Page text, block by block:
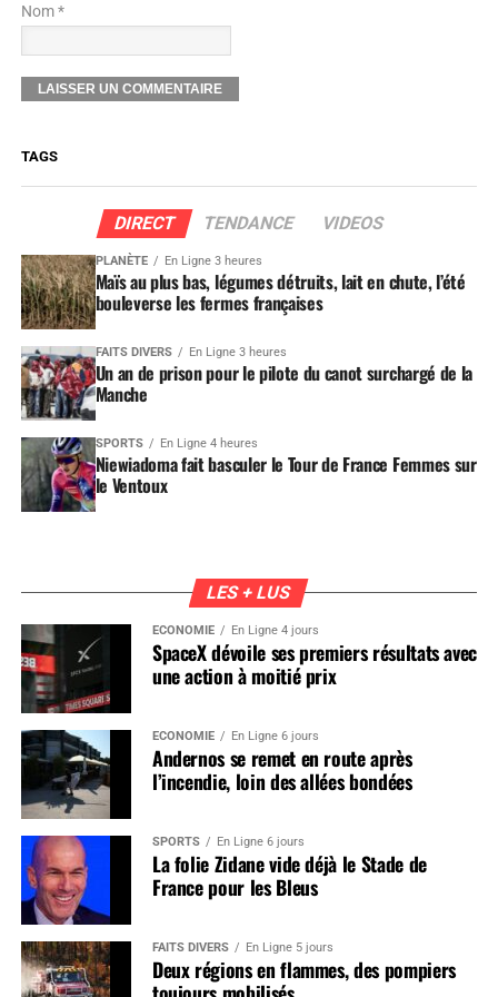
Nom *
TAGS
DIRECT TENDANCE VIDEOS
PLANÈTE En Ligne 3 heures
Maïs au plus bas, légumes détruits, lait en chute, l’été
bouleverse les fermes françaises
FAITS DIVERS En Ligne 3 heures
Un an de prison pour le pilote du canot surchargé de la
Manche
SPORTS En Ligne 4 heures
Niewiadoma fait basculer le Tour de France Femmes sur
le Ventoux
LES + LUS
ÉCONOMIE En Ligne 4 jours
SpaceX dévoile ses premiers résultats avec
une action à moitié prix
ÉCONOMIE En Ligne 6 jours
Andernos se remet en route après
l’incendie, loin des allées bondées
SPORTS En Ligne 6 jours
La folie Zidane vide déjà le Stade de
France pour les Bleus
FAITS DIVERS En Ligne 5 jours
Deux régions en flammes, des pompiers